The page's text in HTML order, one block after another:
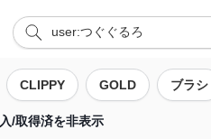
CLIPPY GOLD ブラシ
/取得済を非表示